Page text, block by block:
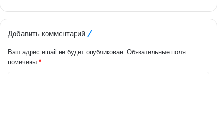
Добавить комментарий
Ваш адрес email не будет опубликован. Обязательные поля
помечены *